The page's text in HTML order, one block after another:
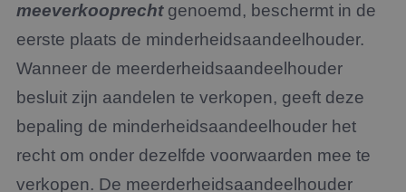
meeverkooprecht genoemd, beschermt in de
eerste plaats de minderheidsaandeelhouder.
Wanneer de meerderheidsaandeelhouder
besluit zijn aandelen te verkopen, geeft deze
bepaling de minderheidsaandeelhouder het
recht om onder dezelfde voorwaarden mee te
verkopen. De meerderheidsaandeelhouder